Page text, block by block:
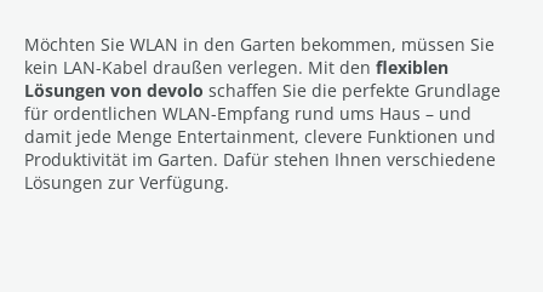
Möchten Sie WLAN in den Garten bekommen, müssen Sie
kein LAN-Kabel draußen verlegen. Mit den flexiblen
Lösungen von devolo schaffen Sie die perfekte Grundlage
für ordentlichen WLAN-Empfang rund ums Haus – und
damit jede Menge Entertainment, clevere Funktionen und
Produktivität im Garten. Dafür stehen Ihnen verschiedene
Lösungen zur Verfügung.